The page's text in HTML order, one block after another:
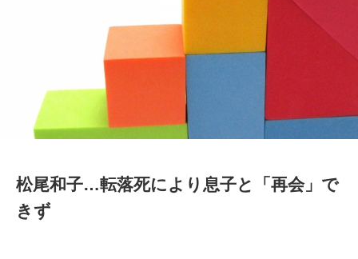
松尾和子…転落死により息子と「再会」で
きず